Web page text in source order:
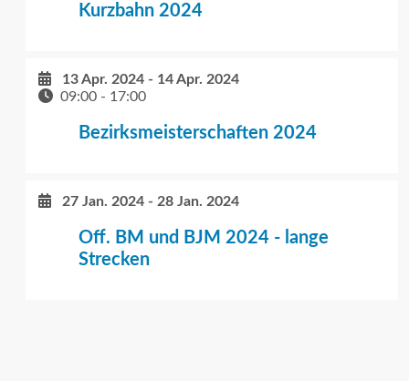
Kurzbahn 2024
13 Apr. 2024 - 14 Apr. 2024
09:00 - 17:00
Bezirksmeisterschaften 2024
27 Jan. 2024 - 28 Jan. 2024
Off. BM und BJM 2024 - lange
Strecken